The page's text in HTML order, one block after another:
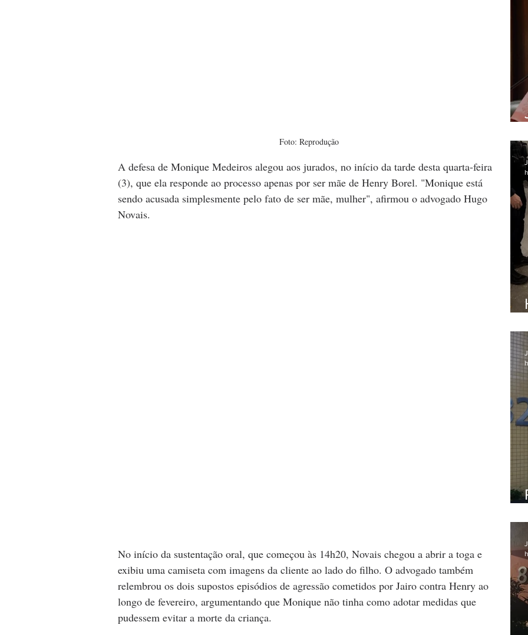
Foto: Reprodução
A defesa de Monique Medeiros alegou aos jurados, no início da tarde desta quarta-feira
(3), que ela responde ao processo apenas por ser mãe de Henry Borel. "Monique está
sendo acusada simplesmente pelo fato de ser mãe, mulher", afirmou o advogado Hugo
Novais.
No início da sustentação oral, que começou às 14h20, Novais chegou a abrir a toga e
exibiu uma camiseta com imagens da cliente ao lado do filho. O advogado também
relembrou os dois supostos episódios de agressão cometidos por Jairo contra Henry ao
longo de fevereiro, argumentando que Monique não tinha como adotar medidas que
pudessem evitar a morte da criança.